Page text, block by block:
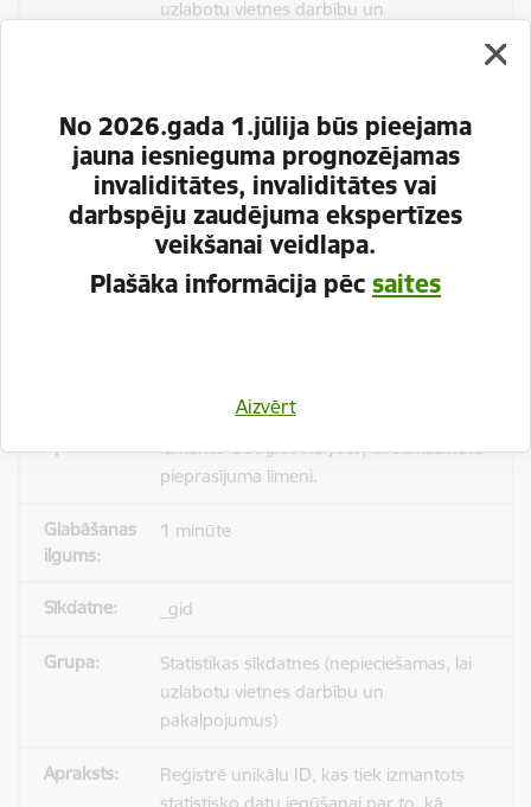
No 2026.gada 1.jūlija būs pieejama
jauna iesnieguma prognozējamas
invaliditātes, invaliditātes vai
darbspēju zaudējuma ekspertīzes
veikšanai veidlapa.
Plašāka informācija pēc saites
Aizvērt
uzlabotu vietnes darbību un
statistisko datu iegūšanai par to, kā
apmeklētājs izmanto vietni.
2 gadi
_gat
Izmanto Google Analytics, lai samazinātu
pieprasījuma līmeni.
1 minūte
_gid
Statistikas sīkdatnes (nepieciešamas, lai
uzlabotu vietnes darbību un
pakalpojumus)
Reģistrē unikālu ID, kas tiek izmantots